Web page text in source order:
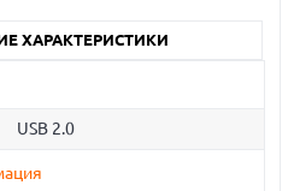
ХАРАКТЕРИСТИКИ
USB 2.0